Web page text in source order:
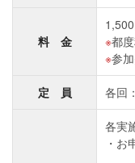
料 金
都
参
定 員 各回
各実
お